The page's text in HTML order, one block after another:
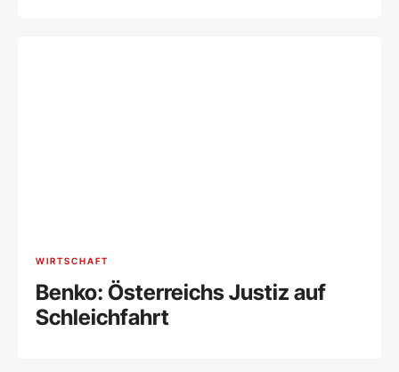
WIRTSCHAFT
Benko: Österreichs Justiz auf
Schleichfahrt